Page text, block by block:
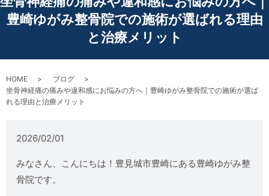
豊崎ゆがみ整骨院での施術が選ばれる理由
と治療メリット
HOME
ブログ
坐骨神経痛の痛みや違和感にお悩みの方へ｜豊崎ゆがみ整骨院での施術が選ば
れる理由と治療メリット
2026/02/01
みなさん、こんにちは！豊見城市豊崎にある豊崎ゆがみ整
骨院です。